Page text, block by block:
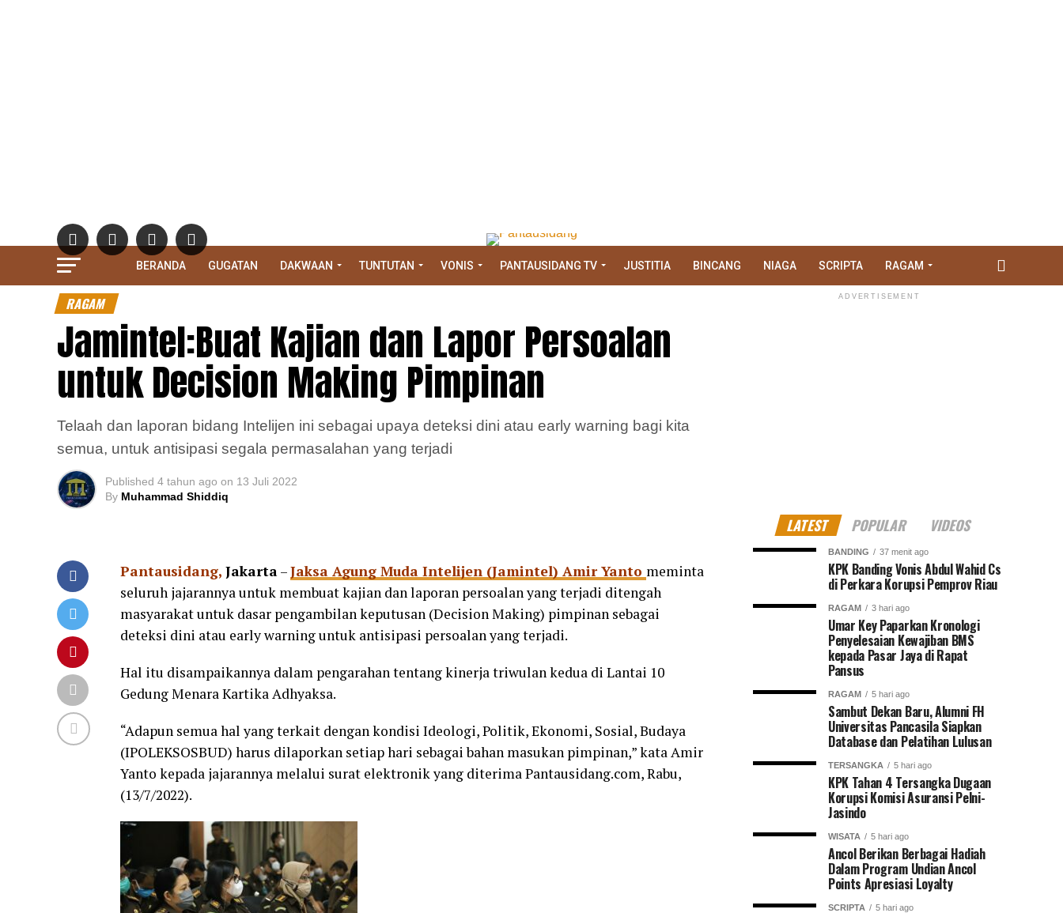
BERANDA GUGATAN DAKWAAN TUNTUTAN VONIS PANTAUSIDANG TV JUSTITIA BINCANG NIAGA SCRIPTA RAGAM
RAGAM
Jamintel:Buat Kajian dan Lapor Persoalan
untuk Decision Making Pimpinan
Telaah dan laporan bidang Intelijen ini sebagai upaya deteksi dini atau early warning bagi kita
semua, untuk antisipasi segala permasalahan yang terjadi
Published 4 tahun ago on 13 Juli 2022
By Muhammad Shiddiq
Pantausidang, Jakarta–Jaksa Agung Muda Intelijen (Jamintel) Amir Yanto meminta
seluruh jajarannya untuk membuat kajian dan laporan persoalan yang terjadi ditengah
masyarakat untuk dasar pengambilan keputusan (Decision Making) pimpinan sebagai
deteksi dini atau early warning untuk antisipasi persoalan yang terjadi.
Hal itu disampaikannya dalam pengarahan tentang kinerja triwulan kedua di Lantai 10
Gedung Menara Kartika Adhyaksa.
“Adapun semua hal yang terkait dengan kondisi Ideologi, Politik, Ekonomi, Sosial, Budaya
(IPOLEKSOSBUD) harus dilaporkan setiap hari sebagai bahan masukan pimpinan,” kata Amir
Yanto kepada jajarannya melalui surat elektronik yang diterima Pantausidang.com, Rabu,
(13/7/2022).
ADVERTISEMENT
LATEST POPULAR VIDEOS
BANDING 37 menit ago
KPK Banding Vonis Abdul Wahid Cs
di Perkara Korupsi Pemprov Riau
RAGAM 3 hari ago
Umar Key Paparkan Kronologi
Penyelesaian Kewajiban BMS
kepada Pasar Jaya di Rapat
Pansus
RAGAM 5 hari ago
Sambut Dekan Baru, Alumni FH
Universitas Pancasila Siapkan
Database dan Pelatihan Lulusan
TERSANGKA 5 hari ago
KPK Tahan 4 Tersangka Dugaan
Korupsi Komisi Asuransi Pelni-
Jasindo
WISATA 5 hari ago
Ancol Berikan Berbagai Hadiah
Dalam Program Undian Ancol
Points Apresiasi Loyalty
SCRIPTA 5 hari ago